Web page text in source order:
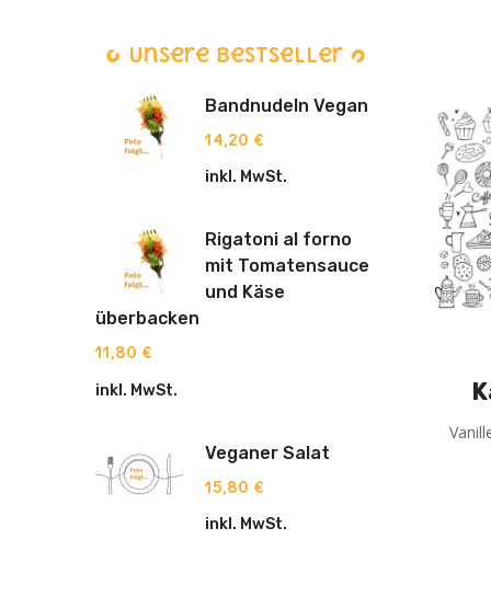
Unsere Bestseller
Bandnudeln Vegan
14,20 €
inkl. MwSt.
Rigatoni al forno
mit Tomatensauce
und Käse
überbacken
11,80 €
inkl. MwSt.
Veganer Salat
15,80 €
inkl. MwSt.